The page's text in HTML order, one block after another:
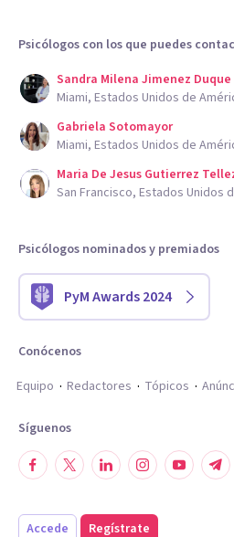
Psicólogos con los que puedes
Sandra Milena Jimenez Duque
Miami, Estados Unidos de
Gabriela Sotomayor
Miami, Estados Unidos de
Maria De Jesus Gutierrez
San Francisco, Estados Unidos
Psicólogos nominados y premiados
PyM Awards 2024
Conócenos
Equipo
Redactores Tópicos
Síguenos
Accede Regístrate